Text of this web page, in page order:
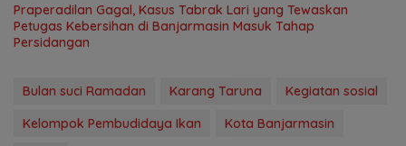
Praperadilan Gagal, Kasus Tabrak Lari yang Tewaskan
Petugas Kebersihan di Banjarmasin Masuk Tahap
Persidangan
Bulan suci Ramadan Karang Taruna
Kegiatan sosial
Kelompok Pembudidaya Ikan
Kota Banjarmasin